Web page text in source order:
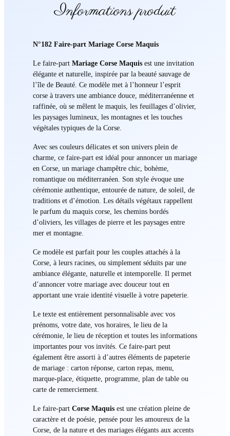
Informations produit
N°182 Faire-part Mariage Corse Maquis
Le faire-part Mariage Corse Maquisest une invitation
élégante et naturelle, inspirée par la beauté sauvage de
l’île de Beauté. Ce modèle met à l’honneur l’esprit
corse à travers une ambiance douce, méditerranéenne et
raffinée, où se mêlent le maquis, les feuillages d’olivier,
les paysages lumineux, les montagnes et les touches
végétales typiques de la Corse.
Avec ses couleurs délicates et son univers plein de
charme, ce faire-part est idéal pour annoncer un mariage
en Corse, un mariage champêtre chic, bohème,
romantique ou méditerranéen. Son style évoque une
cérémonie authentique, entourée de nature, de soleil, de
traditions et d’émotion. Les détails végétaux rappellent
le parfum du maquis corse, les chemins bordés
d’oliviers, les villages de pierre et les paysages entre
mer et montagne.
Ce modèle est parfait pour les couples attachés à la
Corse, à leurs racines, ou simplement séduits par une
ambiance élégante, naturelle et intemporelle. Il permet
d’annoncer votre mariage avec douceur tout en
apportant une vraie identité visuelle à votre papeterie.
Le texte est entièrement personnalisable avec vos
prénoms, votre date, vos horaires, le lieu de la
cérémonie, le lieu de réception et toutes les informations
importantes pour vos invités. Ce faire-part peut
également être assorti à d’autres éléments de papeterie
de mariage : carton réponse, carton repas, menu,
marque-place, étiquette, programme, plan de table ou
carte de remerciement.
Le faire-part Corse Maquisest une création pleine de
caractère et de poésie, pensée pour les amoureux de la
Corse, de la nature et des mariages élégants aux accents